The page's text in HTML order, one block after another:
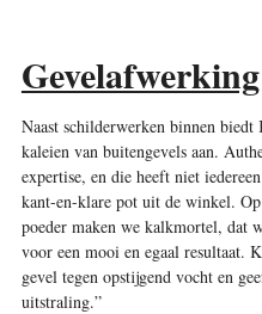
Gevelafwerking
Naast schilderwerken binnen
kaleien van buitengevels aan.
expertise, en die heeft niet
kant-en-klare pot uit de winkel. Op
poeder maken we kalkmortel, dat
voor een mooi en egaal resultaat.
gevel tegen opstijgend vocht en
uitstraling.”